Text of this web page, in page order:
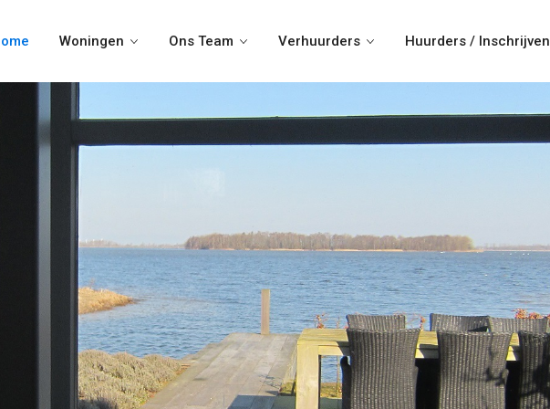
Woningen Ons Team Verhuurders Huurders / Inschrijven